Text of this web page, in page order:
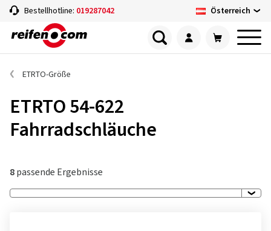
Bestellhotline: 019287042 Österreich
ETRTO-Größe
ETRTO 54-622
Fahrradschläuche
8passende Ergebnisse